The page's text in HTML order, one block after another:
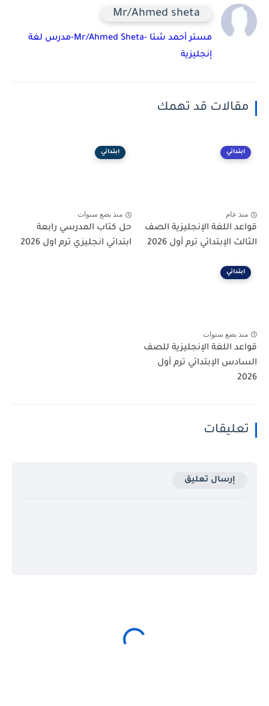
Mr/Ahmed sheta
مستر أحمد شتا -Mr/Ahmed Sheta-مدرس لغة
إنجليزية
مقالات قد تهمك
ابتدائي
منذ عام
قواعد اللغة الإنجليزية الصف
الثالث الإبتدائي ترم أول 2026
ابتدائي
منذ بضع سنوات
حل كتاب المدرسي رابعة
ابتدائي انجليزي ترم اول 2026
ابتدائي
منذ بضع سنوات
قواعد اللغة الإنجليزية للصف
السادس الإبتدائي ترم أول
2026
تعليقات
إرسال تعليق